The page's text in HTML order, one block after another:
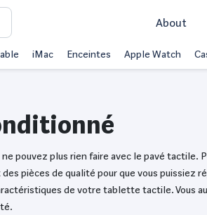
About
iMac Enceintes Apple Watch
pouvez plus rien faire avec le pavé tactile.
pièces de qualité pour que vous puissiez
de votre tablette tactile. Vous